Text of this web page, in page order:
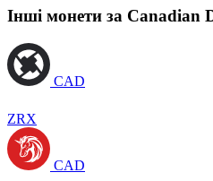
Інші монети за Canadian
CAD
ZRX
CAD